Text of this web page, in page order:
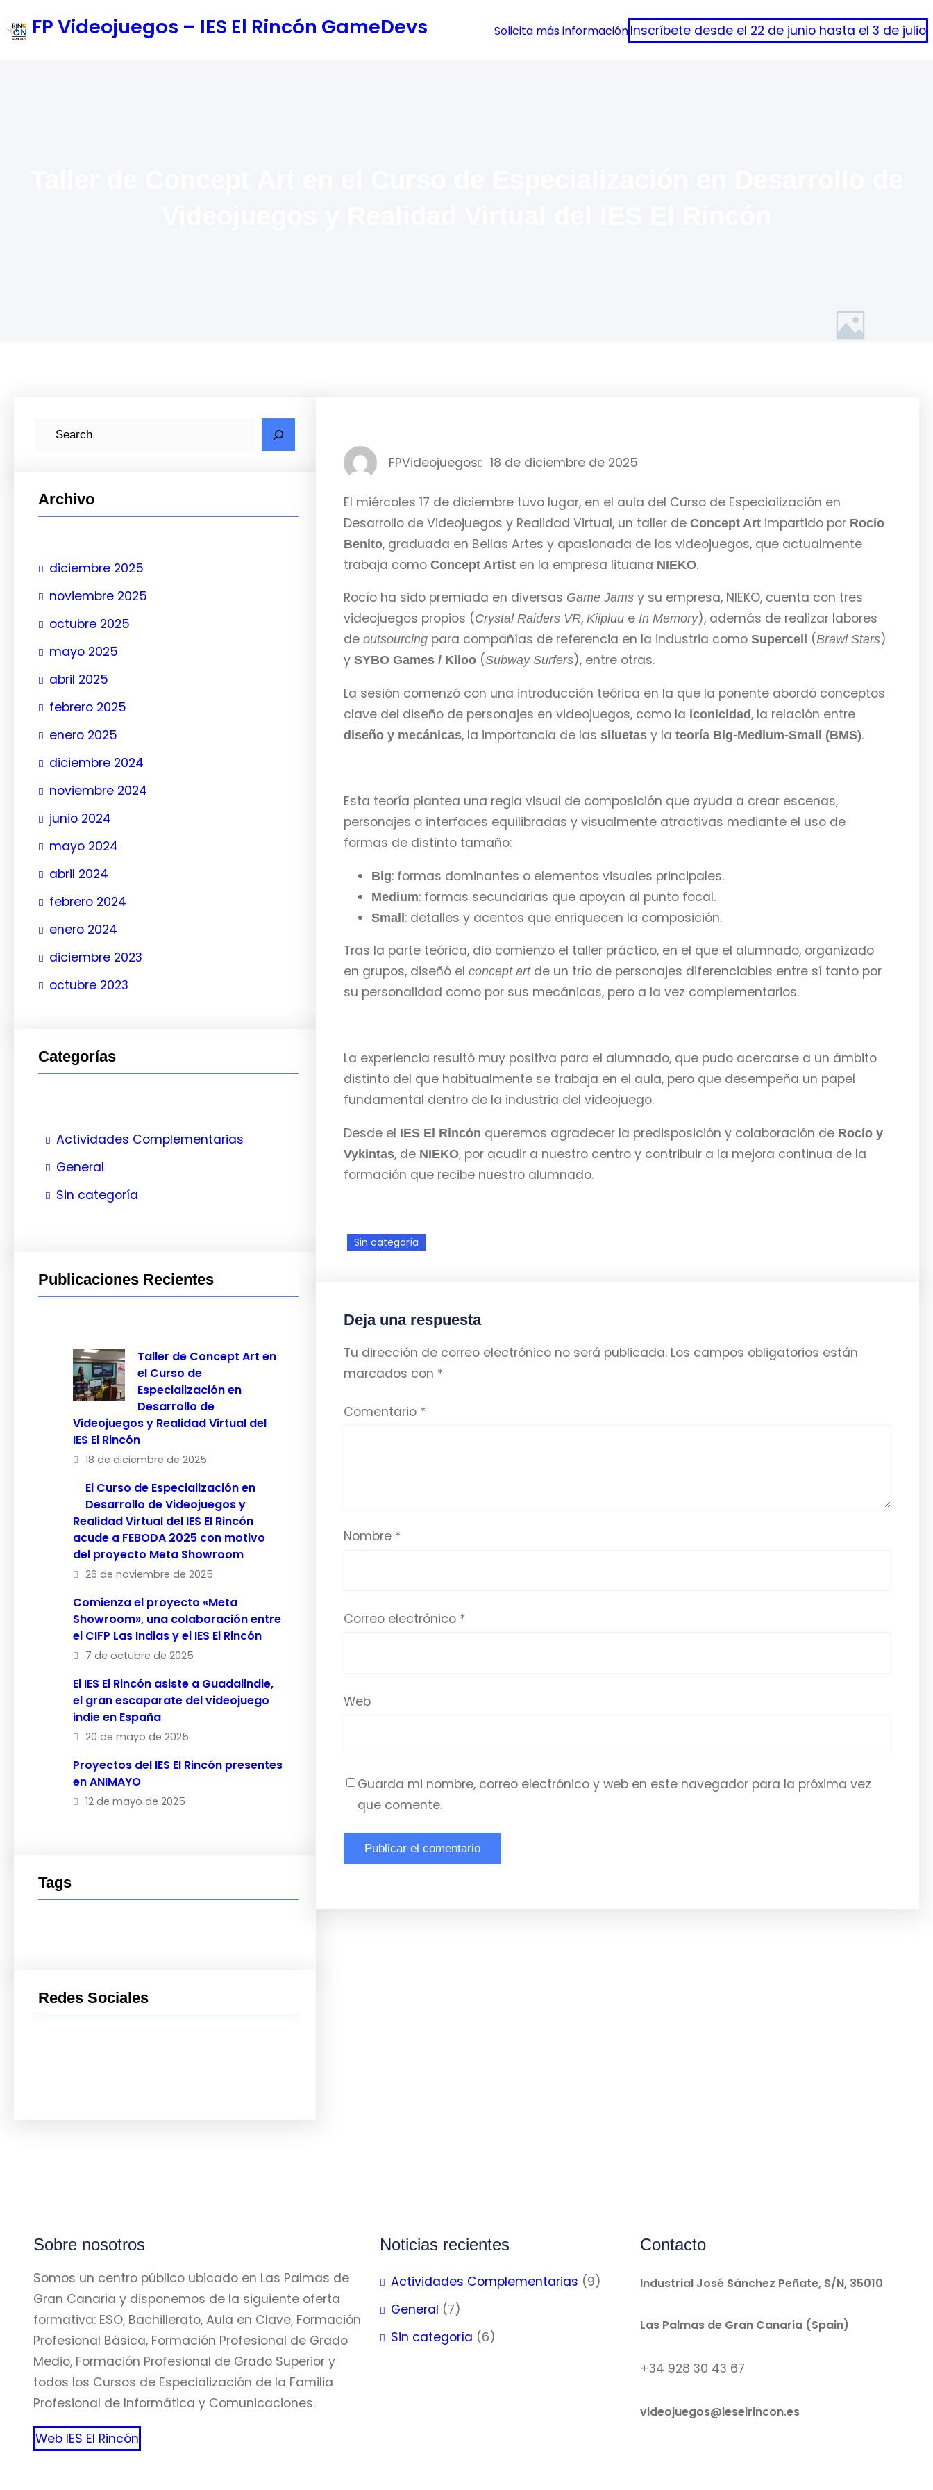
al
FP Videojuegos – IES El Rincón GameDevs Solicita más informaciónInscríbete desde el 22 de junio hasta el 3 de julio
Archivo
diciembre 2025
noviembre 2025
octubre 2025
mayo 2025
abril 2025
febrero 2025
enero 2025
diciembre 2024
noviembre 2024
junio 2024
mayo 2024
abril 2024
febrero 2024
enero 2024
diciembre 2023
octubre 2023
Categorías
Actividades Complementarias
General
Sin categoría
Publicaciones Recientes
Taller de Concept Art en
el Curso de
Especialización en
Desarrollo de
Videojuegos y Realidad Virtual del
IES El Rincón
18 de diciembre de 2025
El Curso de Especialización en
Desarrollo de Videojuegos y
Realidad Virtual del IES El Rincón
acude a FEBODA 2025 con motivo
del proyecto Meta Showroom
26 de noviembre de 2025
Comienza el proyecto «Meta
Showroom», una colaboración entre
el CIFP Las Indias y el IES El Rincón
7 de octubre de 2025
El IES El Rincón asiste a Guadalindie,
el gran escaparate del videojuego
indie en España
20 de mayo de 2025
Proyectos del IES El Rincón presentes
en ANIMAYO
12 de mayo de 2025
Tags
Redes Sociales
FPVideojuegos 18 de diciembre de 2025
El miércoles 17 de diciembre tuvo lugar, en el aula del Curso de Especialización en
Desarrollo de Videojuegos y Realidad Virtual, un taller de Concept Artimpartido por Rocío
Benito, graduada en Bellas Artes y apasionada de los videojuegos, que actualmente
trabaja como Concept Artisten la empresa lituana NIEKO.
Rocío ha sido premiada en diversas Game Jamsy su empresa, NIEKO, cuenta con tres
videojuegos propios (Crystal Raiders VR, Kiipluue In Memory), además de realizar labores
de outsourcingpara compañías de referencia en la industria como Supercell (Brawl Stars)
y SYBO Games / Kiloo(Subway Surfers), entre otras.
La sesión comenzó con una introducción teórica en la que la ponente abordó conceptos
clave del diseño de personajes en videojuegos, como la iconicidad, la relación entre
diseño y mecánicas, la importancia de las siluetasy la teoría Big-Medium-Small (BMS).
Esta teoría plantea una regla visual de composición que ayuda a crear escenas,
personajes o interfaces equilibradas y visualmente atractivas mediante el uso de
formas de distinto tamaño:
Big: formas dominantes o elementos visuales principales.
Medium: formas secundarias que apoyan al punto focal.
Small: detalles y acentos que enriquecen la composición.
Tras la parte teórica, dio comienzo el taller práctico, en el que el alumnado, organizado
en grupos, diseñó el concept artde un trío de personajes diferenciables entre sí tanto por
su personalidad como por sus mecánicas, pero a la vez complementarios.
La experiencia resultó muy positiva para el alumnado, que pudo acercarse a un ámbito
distinto del que habitualmente se trabaja en el aula, pero que desempeña un papel
fundamental dentro de la industria del videojuego.
Desde el IES El Rincón queremos agradecer la predisposición y colaboración de Rocío y
Vykintas, de NIEKO, por acudir a nuestro centro y contribuir a la mejora continua de la
formación que recibe nuestro alumnado.
Sin categoría
Deja una respuesta
Tu dirección de correo electrónico no será publicada. Los campos obligatorios están
marcados con *
Comentario *
Nombre *
Correo electrónico *
Web
Guarda mi nombre, correo electrónico y web en este navegador para la próxima vez
que comente.
Sobre nosotros
Somos un centro público ubicado en Las Palmas de
Gran Canaria y disponemos de la siguiente oferta
formativa: ESO, Bachillerato, Aula en Clave, Formación
Profesional Básica, Formación Profesional de Grado
Medio, Formación Profesional de Grado Superior y
todos los Cursos de Especialización de la Familia
Profesional de Informática y Comunicaciones.
Web IES El Rincón
Noticias recientes
Actividades Complementarias (9)
General (7)
Sin categoría (6)
Contacto
Industrial José Sánchez Peñate, S/N, 35010
Las Palmas de Gran Canaria (Spain)
+34 928 30 43 67
videojuegos@ieselrincon.es